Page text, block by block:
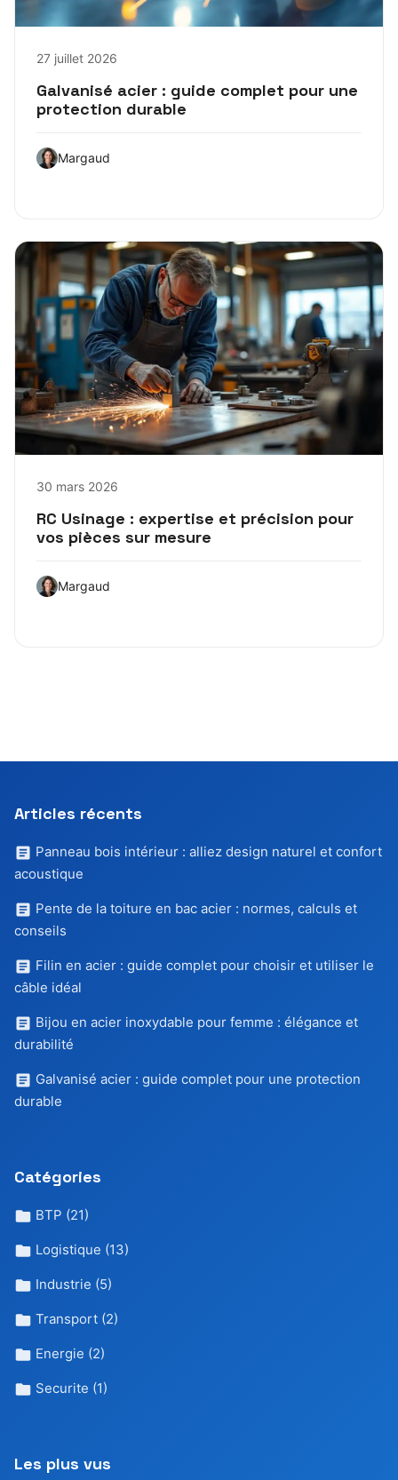
27 juillet 2026
Galvanisé acier : guide complet pour une
protection durable
Margaud
30 mars 2026
RC Usinage : expertise et précision pour
vos pièces sur mesure
Margaud
Articles récents
Panneau bois intérieur : alliez design naturel et confort
acoustique
Pente de la toiture en bac acier : normes, calculs et
conseils
Filin en acier : guide complet pour choisir et utiliser le
câble idéal
Bijou en acier inoxydable pour femme : élégance et
durabilité
Galvanisé acier : guide complet pour une protection
durable
Catégories
BTP (21)
Logistique (13)
Industrie (5)
Transport (2)
Energie (2)
Securite (1)
Les plus vus